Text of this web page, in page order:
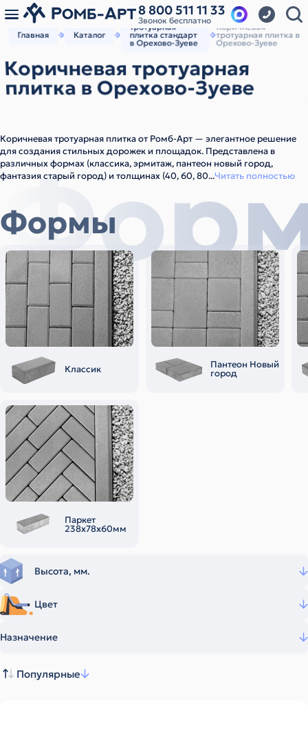
8 800 511 11 33
Звонок бесплатно
Главная Каталог
Тротуарная
плитка стандарт
в Орехово-Зуеве
Коричневая
тротуарная плитка в
Орехово-Зуеве
Коричневая тротуарная
плитка в Орехово-Зуеве
Коричневая тротуарная плитка от Ромб-Арт — элегантное решение
для создания стильных дорожек и площадок. Представлена в
различных формах (классика, эрмитаж, пантеон новый город,
фантазия старый город) и толщинах (40, 60, 80...Читать полностью
Формы
Классик Пантеон Новый
город
Паркет
238х78х60мм
Высота, мм.
Цвет
Назначение
Популярные